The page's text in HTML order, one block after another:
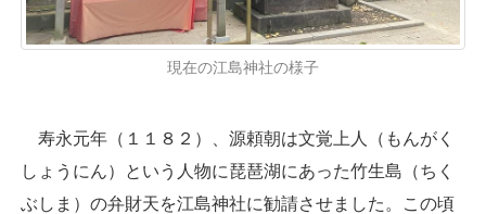
現在の江島神社の様子
寿永元年（１１８２）、源頼朝は文覚上人（もんがく
しょうにん）という人物に琵琶湖にあった竹生島（ちく
ぶしま）の弁財天を江島神社に勧請させました。この頃